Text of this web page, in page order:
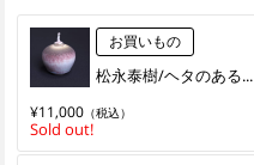
お買いもの
松永泰樹/ヘタのある...
¥11,000 （税込）
Sold out!